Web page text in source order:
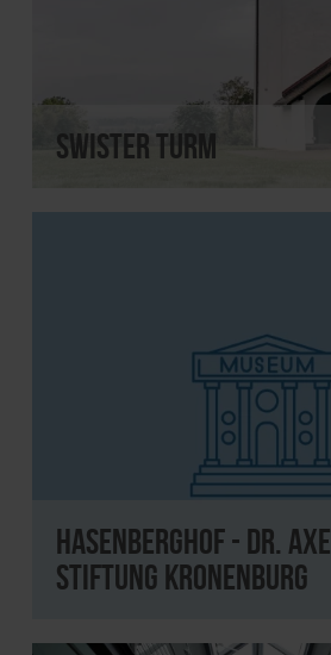
Swister Turm
Hasenberghof - Dr. Axe
Stiftung Kronenburg